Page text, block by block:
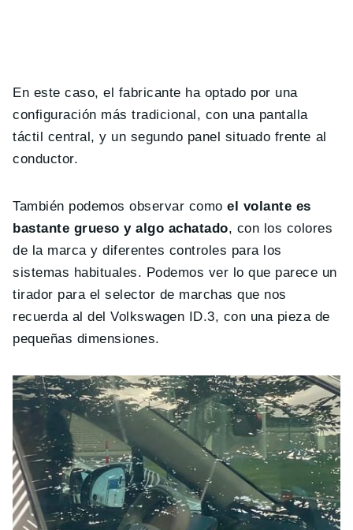
En este caso, el fabricante ha optado por una
configuración más tradicional, con una pantalla
táctil central, y un segundo panel situado frente al
conductor.
También podemos observar comoel volante es
bastante grueso y algo achatado, con los colores
de la marca y diferentes controles para los
sistemas habituales. Podemos ver lo que parece un
tirador para el selector de marchas que nos
recuerda al del Volkswagen ID.3, con una pieza de
pequeñas dimensiones.